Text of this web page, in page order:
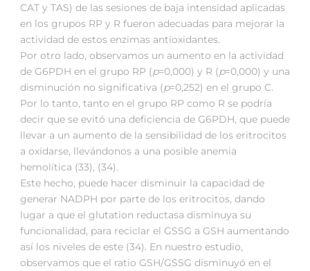
CAT y TAS) de las sesiones de baja intensidad aplicadas
en los grupos RP y R fueron adecuadas para mejorar la
actividad de estos enzimas antioxidantes.
Por otro lado, observamos un aumento en la actividad
de G6PDH en el grupo RP (p=0,000) y R (p=0,000) y una
disminución no significativa (p=0,252) en el grupo C.
Por lo tanto, tanto en el grupo RP como R se podría
decir que se evitó una deficiencia de G6PDH, que puede
llevar a un aumento de la sensibilidad de los eritrocitos
a oxidarse, llevándonos a una posible anemia
hemolítica (33), (34).
Este hecho, puede hacer disminuir la capacidad de
generar NADPH por parte de los eritrocitos, dando
lugar a que el glutation reductasa disminuya su
funcionalidad, para reciclar el GSSG a GSH aumentando
así los niveles de este (34). En nuestro estudio,
observamos que el ratio GSH/GSSG disminuyó en el